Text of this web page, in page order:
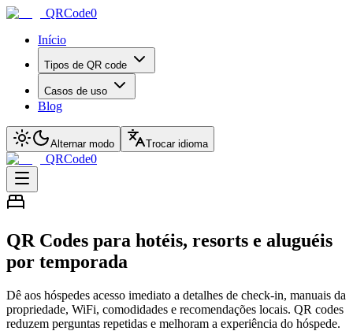
QRCode0
Início
Tipos de QR code
Casos de uso
Blog
Alternar modo Trocar idioma
QRCode0
QR Codes para hotéis, resorts e aluguéis
por temporada
Dê aos hóspedes acesso imediato a detalhes de check-in, manuais da
propriedade, WiFi, comodidades e recomendações locais. QR codes
reduzem perguntas repetidas e melhoram a experiência do hóspede.